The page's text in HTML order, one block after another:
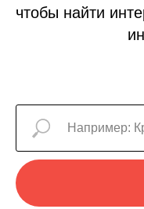
чтобы найти